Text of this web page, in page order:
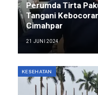
Perumda Tirta
Tangani
Cimahpar
21 JUNI 2024
KESEHATAN